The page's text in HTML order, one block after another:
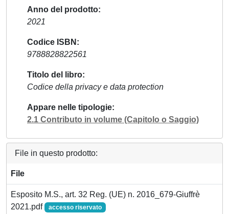
Anno del prodotto
2021
Codice ISBN
9788828822561
Titolo del libro
Codice della privacy e data protection
Appare nelle tipologie
2.1 Contributo in volume (Capitolo o Saggio)
File in questo prodotto:
File
Esposito M.S., art. 32 Reg. (UE) n. 2016_679-Giuffrè
2021.pdf
accesso riservato